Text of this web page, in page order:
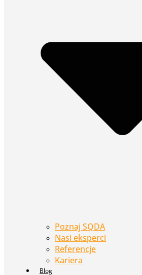
Poznaj SQDA
Nasi eksperci
Referencje
Kariera
Blog